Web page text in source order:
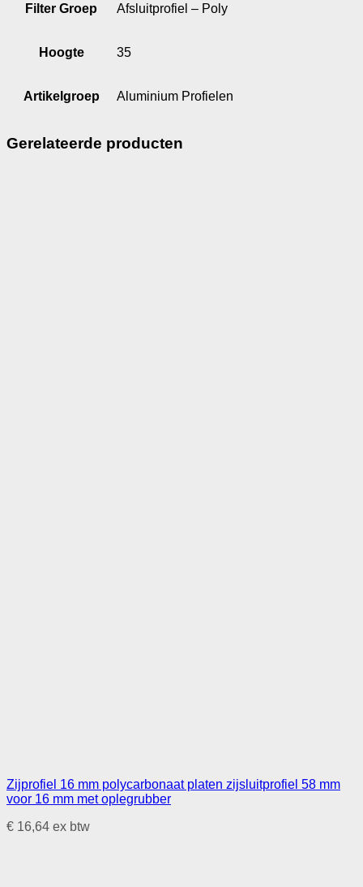
Filter Groep Afsluitprofiel – Poly
Hoogte 35
Artikelgroep Aluminium Profielen
Gerelateerde producten
Zijprofiel 16 mm polycarbonaat platen zijsluitprofiel 58 mm
voor 16 mm met oplegrubber
€ 16,64 ex btw